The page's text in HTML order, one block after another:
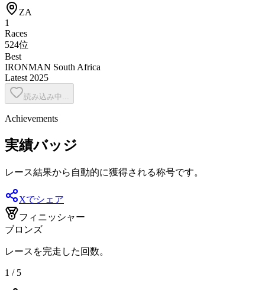
ZA
1
Races
524位
Best
IRONMAN South Africa
Latest 2025
読み込み中...
Achievements
実績バッジ
レース結果から自動的に獲得される称号です。
Xでシェア
フィニッシャー
ブロンズ
レースを完走した回数。
1 / 5